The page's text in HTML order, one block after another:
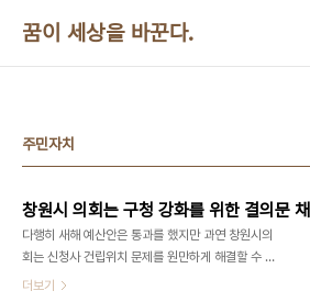
꿈이 세상을 바꾼다.
주민자치
다행히 새해 예산안은 통과를 했지만 과연 창원시의
회는 신청사 건립위치 문제를 원만하게 해결할 수 있
을까? 어떻게든 결론을 내릴 것이라는 막연한 기대와
더보기